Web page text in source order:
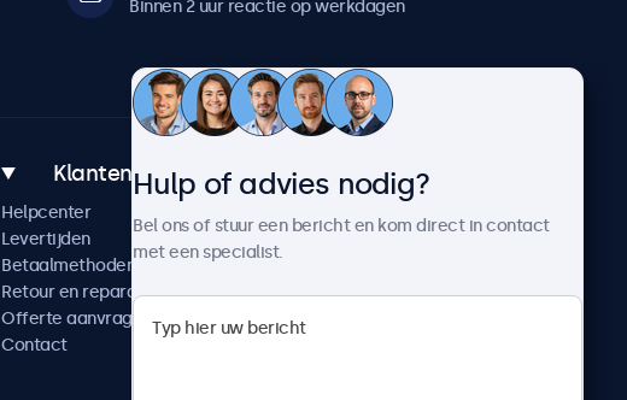
Binnen 2 uur reactie op werkdagen
Klantenservice
Helpcenter
Levertijden
Betaalmethoden
Retour en reparatie
Offerte aanvragen
Contact
Over Beetronics
Werken bij Beetronics
Algemene voorwaarden
Hulp of advies nodig?
Bel ons of stuur een bericht en kom direct in contact
met een specialist.